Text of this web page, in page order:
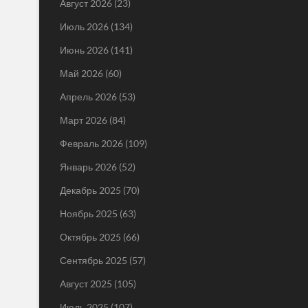
Август 2026 (23)
Июль 2026 (134)
Июнь 2026 (141)
Май 2026 (60)
Апрель 2026 (53)
Март 2026 (84)
Февраль 2026 (109)
Январь 2026 (52)
Декабрь 2025 (70)
Ноябрь 2025 (63)
Октябрь 2025 (66)
Сентябрь 2025 (57)
Август 2025 (105)